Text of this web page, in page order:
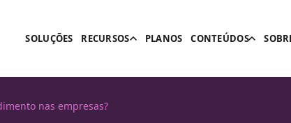
SOLUÇÕES RECURSOS PLANOS CONTEÚDOS
nas empresas?